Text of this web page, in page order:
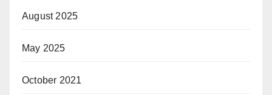
August 2025
May 2025
October 2021